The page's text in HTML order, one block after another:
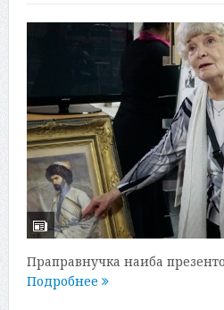
Праправнучка наиба
Подробнее